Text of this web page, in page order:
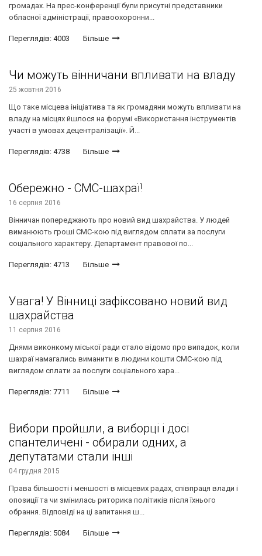
громадах. На прес-конференції були присутні представники
обласної адміністрації, правоохоронни...
Переглядів: 4003 Більше
Чи можуть вінничани впливати на владу
25 жовтня 2016
Що таке місцева ініціатива та як громадяни можуть впливати на
владу на місцях йшлося на форумі «Використання інструментів
участі в умовах децентралізації». Й...
Переглядів: 4738 Більше
Обережно - СМС-шахраї!
16 серпня 2016
Вінничан попереджають про новий вид шахрайства. У людей
виманюють гроші СМС-кою під виглядом сплати за послуги
соціального характеру. Департамент правової по...
Переглядів: 4713 Більше
Увага! У Вінниці зафіксовано новий вид
шахрайства
11 серпня 2016
Днями виконкому міської ради стало відомо про випадок, коли
шахраї намагались виманити в людини кошти СМС-кою під
виглядом сплати за послуги соціального хара...
Переглядів: 7711 Більше
Вибори пройшли, а виборці і досі
спантеличені - обирали одних, а
депутатами стали інші
04 грудня 2015
Права більшості і меншості в місцевих радах, співпраця влади і
опозиції та чи змінилась риторика політиків після їхнього
обрання. Відповіді на ці запитання ш...
Переглядів: 5084 Більше